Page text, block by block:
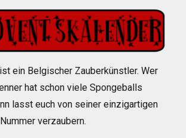
ein Belgischer Zauberkünstler. Wer
hat schon viele Spongeballs
lasst euch von seiner einzigartigen
verzaubern.